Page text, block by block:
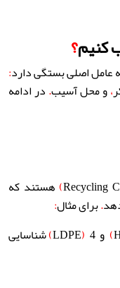
کنیم؟
عامل اصلی بستگی دارد:
،و محل آسیب.در ادامه
Recycling
) هستند که
.برای مثال:
) و 4 (
LDPE
)شناسایی